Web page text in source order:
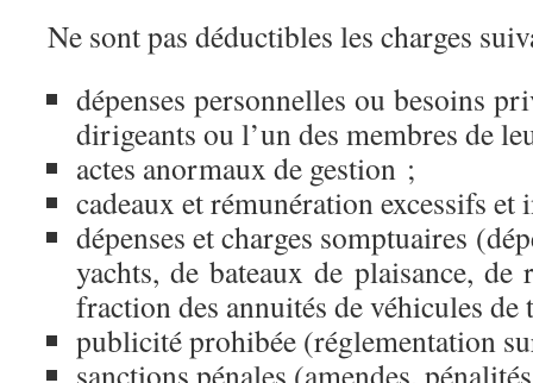
Ne sont pas déductibles les charges
dépenses personnelles ou besoins
dirigeants ou l’un des membres de
actes anormaux de gestion ;
cadeaux et rémunération excessifs
dépenses et charges somptuaires
yachts, de bateaux de plaisance, de
fraction des annuités de véhicules
publicité prohibée (réglementation
sanctions pénales (amendes,